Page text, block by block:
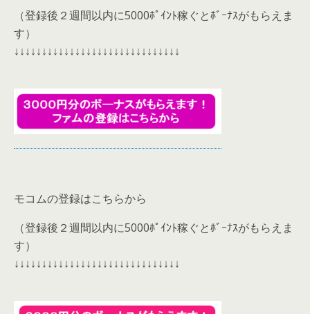
（登録後２週間以内に5000ﾎﾟｲﾝﾄ稼ぐとﾎﾞｰﾅｽがもらえま
す）
↓↓↓↓↓↓↓↓↓↓↓↓↓↓↓↓↓↓↓↓↓↓↓↓↓↓↓↓↓↓
モコムの登録はこちらから
（登録後２週間以内に5000ﾎﾟｲﾝﾄ稼ぐとﾎﾞｰﾅｽがもらえま
す）
↓↓↓↓↓↓↓↓↓↓↓↓↓↓↓↓↓↓↓↓↓↓↓↓↓↓↓↓↓↓